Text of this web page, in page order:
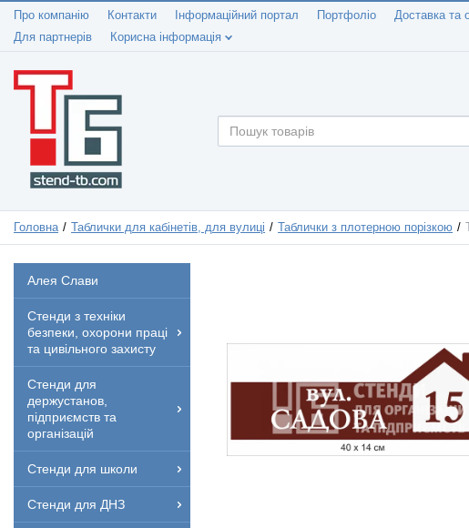
Про компанію Контакти Інформаційний портал Портфоліо Доставка та
Для партнерів
Корисна інформація
Головна Таблички для кабінетів, для вулиці Таблички з плотерною порізкою
Алея Слави
Стенди з техніки
безпеки, охорони праці
та цивільного захисту
Стенди для
держустанов,
підприємств та
організацій
Стенди для школи
Стенди для ДНЗ